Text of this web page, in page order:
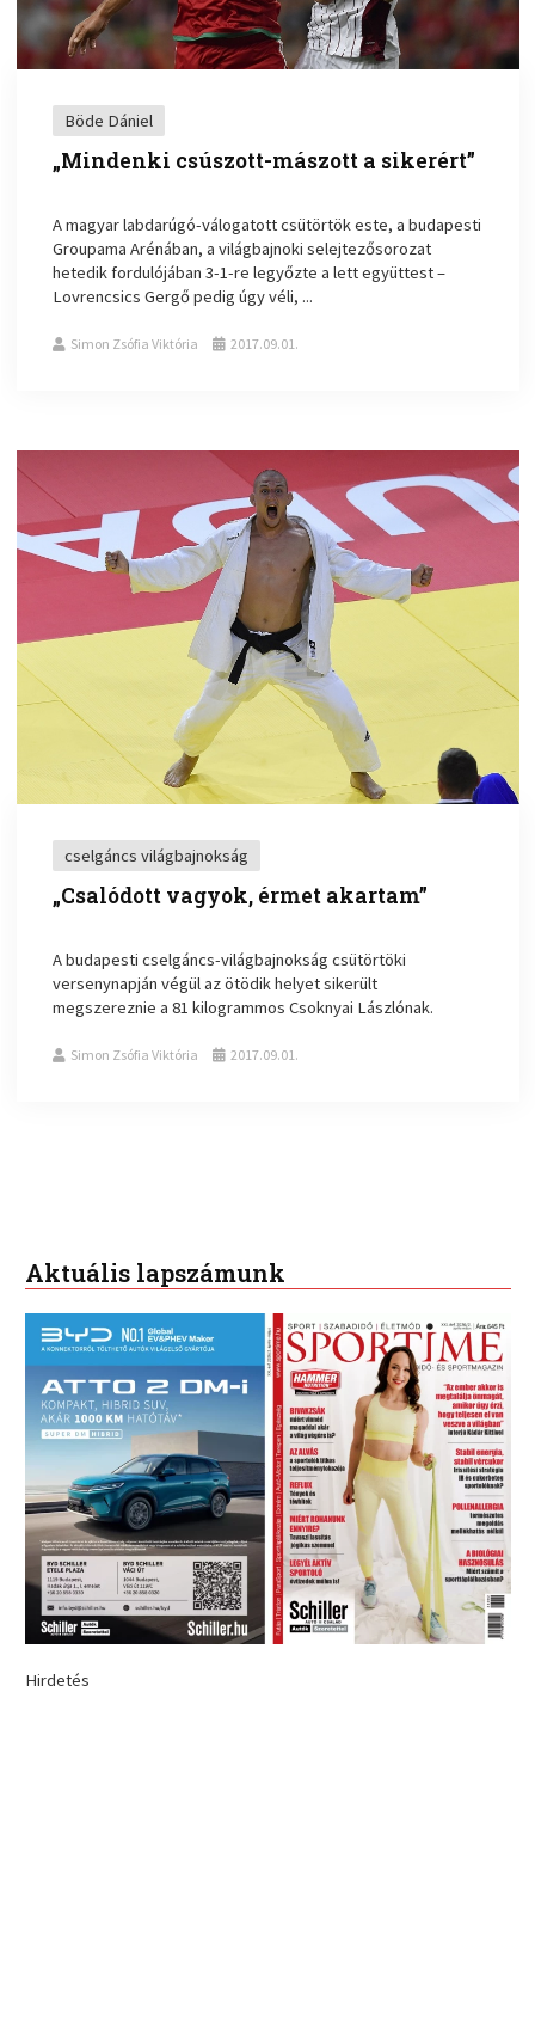
Böde Dániel
„Mindenki csúszott-mászott a sikerért”
A magyar labdarúgó-válogatott csütörtök este, a budapesti
Groupama Arénában, a világbajnoki selejtezősorozat
hetedik fordulójában 3-1-re legyőzte a lett együttest –
Lovrencsics Gergő pedig úgy véli, ...
Simon Zsófia Viktória 2017.09.01.
cselgáncs világbajnokság
„Csalódott vagyok, érmet akartam”
A budapesti cselgáncs-világbajnokság csütörtöki
versenynapján végül az ötödik helyet sikerült
megszereznie a 81 kilogrammos Csoknyai Lászlónak.
Simon Zsófia Viktória 2017.09.01.
Aktuális lapszámunk
Hirdetés